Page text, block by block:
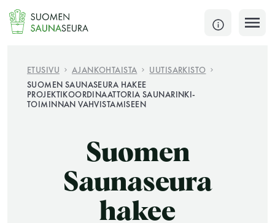
Siirry
sisältöön
SULJE
Jokaisen kuun 1. lauantai on jaettu ja jokaisen kuun
1. maanantai huoltomaanantai
JÄSENSIVUT
ETUSIVU AJANKOHTAISTA
UUTISARKISTO
SUOMEN SAUNASEURA HAKEE
PROJEKTIKOORDINAATTORIA SAUNARINKI-
TOIMINNAN VAHVISTAMISEEN
Suomen
Saunaseura
hakee